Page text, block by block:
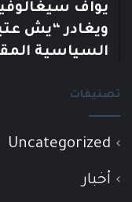
يوآف
ويغادر “يش
السياسية
تصنيفات
Uncategorized
أخبار